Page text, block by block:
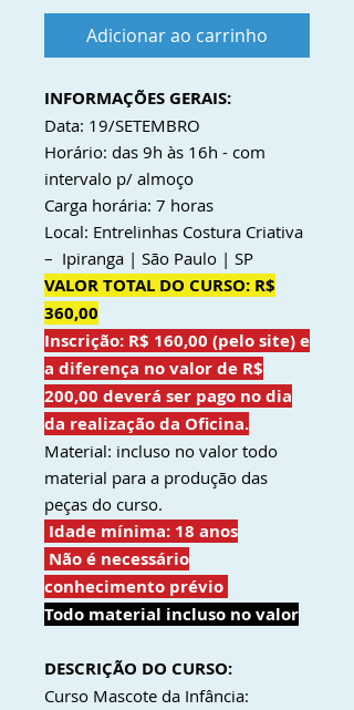
Adicionar ao carrinho
INFORMAÇÕES GERAIS:
Data: 19/SETEMBRO
Horário: das 9h às 16h - com
intervalo p/ almoço
Carga horária: 7 horas
Local: Entrelinhas Costura Criativa
– Ipiranga | São Paulo | SP
VALOR TOTAL DO CURSO: R$
360,00
Inscrição: R$ 160,00 (pelo site) e
a diferença no valor de R$
200,00 deverá ser pago no dia
da realização da Oficina.
Material: incluso no valor todo
material para a produção das
peças do curso.
Idade mínima: 18 anos
Não é necessário
conhecimento prévio
Todo material incluso no valor
DESCRIÇÃO DO CURSO:
Curso Mascote da Infância: